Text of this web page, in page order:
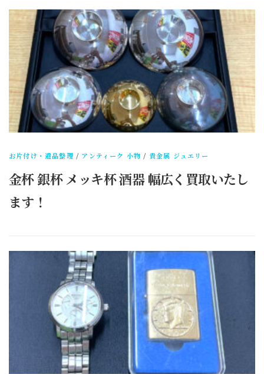
お片付け・遺品整理 / アンティーク 小物 / 貴金属 ジュエリー
金杯 銀杯 メッキ杯 酒器 幅広く買取いたし
ます！